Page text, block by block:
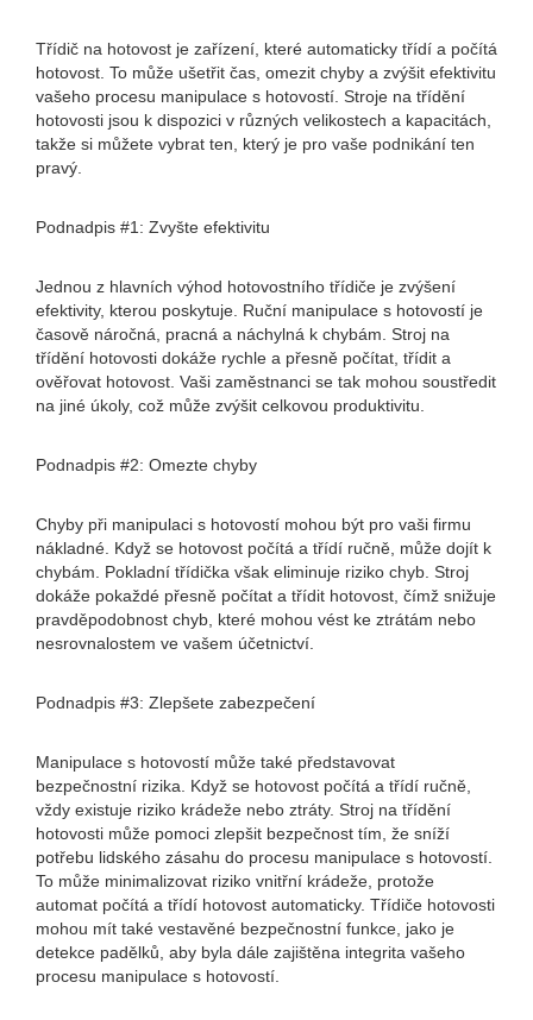
Třídič na hotovost je zařízení, které automaticky třídí a počítá
hotovost. To může ušetřit čas, omezit chyby a zvýšit efektivitu
vašeho procesu manipulace s hotovostí. Stroje na třídění
hotovosti jsou k dispozici v různých velikostech a kapacitách,
takže si můžete vybrat ten, který je pro vaše podnikání ten
pravý.
Podnadpis #1: Zvyšte efektivitu
Jednou z hlavních výhod hotovostního třídiče je zvýšení
efektivity, kterou poskytuje. Ruční manipulace s hotovostí je
časově náročná, pracná a náchylná k chybám. Stroj na
třídění hotovosti dokáže rychle a přesně počítat, třídit a
ověřovat hotovost. Vaši zaměstnanci se tak mohou soustředit
na jiné úkoly, což může zvýšit celkovou produktivitu.
Podnadpis #2: Omezte chyby
Chyby při manipulaci s hotovostí mohou být pro vaši firmu
nákladné. Když se hotovost počítá a třídí ručně, může dojít k
chybám. Pokladní třídička však eliminuje riziko chyb. Stroj
dokáže pokaždé přesně počítat a třídit hotovost, čímž snižuje
pravděpodobnost chyb, které mohou vést ke ztrátám nebo
nesrovnalostem ve vašem účetnictví.
Podnadpis #3: Zlepšete zabezpečení
Manipulace s hotovostí může také představovat
bezpečnostní rizika. Když se hotovost počítá a třídí ručně,
vždy existuje riziko krádeže nebo ztráty. Stroj na třídění
hotovosti může pomoci zlepšit bezpečnost tím, že sníží
potřebu lidského zásahu do procesu manipulace s hotovostí.
To může minimalizovat riziko vnitřní krádeže, protože
automat počítá a třídí hotovost automaticky. Třídiče hotovosti
mohou mít také vestavěné bezpečnostní funkce, jako je
detekce padělků, aby byla dále zajištěna integrita vašeho
procesu manipulace s hotovostí.